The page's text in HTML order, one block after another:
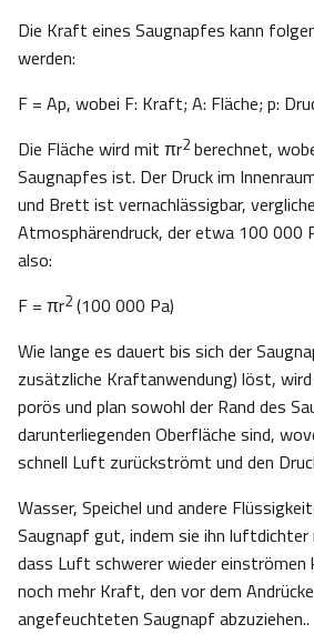
Die Kraft eines Saugnapfes kann
werden:
F = Ap, wobei F: Kraft; A: Fläche; p:
Die Fläche wird mit πr2berechnet,
Saugnapfes ist. Der Druck im
und Brett ist vernachlässigbar,
Atmosphärendruck, der etwa 100 000
also:
F = πr2(100 000 Pa)
Wie lange es dauert bis sich der
zusätzliche Kraftanwendung) löst,
porös und plan sowohl der Rand des
darunterliegenden Oberfläche sind,
schnell Luft zurückströmt und den
Wasser, Speichel und andere
Saugnapf gut, indem sie ihn luftdichter
dass Luft schwerer wieder einströmen
noch mehr Kraft, den vor dem
angefeuchteten Saugnapf abzuziehen..